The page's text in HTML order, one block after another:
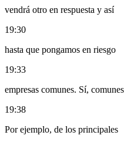
vendrá otro en respuesta y así
19:30
hasta que pongamos en riesgo
19:33
empresas comunes. Sí,
19:38
Por ejemplo, de los principales